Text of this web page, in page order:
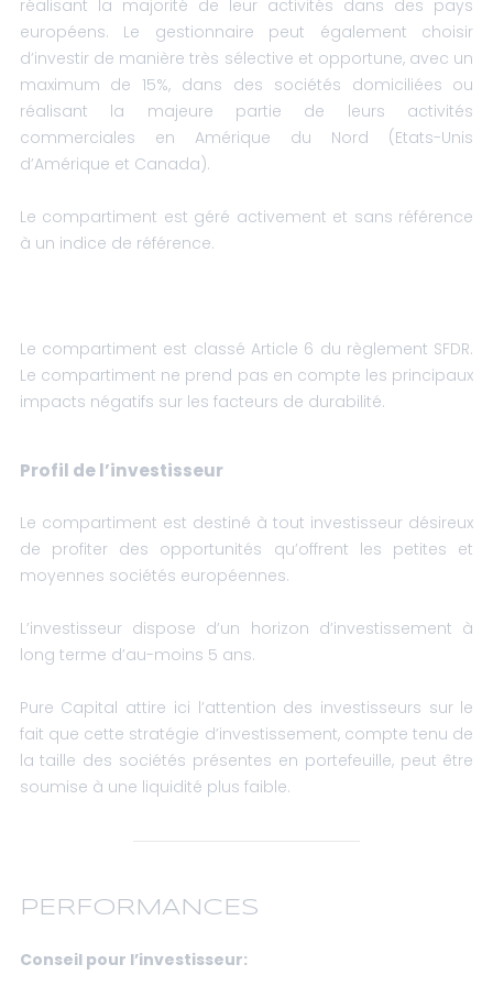
réalisant la majorité de leur activités dans des pays
européens. Le gestionnaire peut également choisir
d’investir de manière très sélective et opportune, avec un
maximum de 15%, dans des sociétés domiciliées ou
réalisant la majeure partie de leurs activités
commerciales en Amérique du Nord (Etats-Unis
d’Amérique et Canada).
Le compartiment est géré activement et sans référence
à un indice de référence.
Le compartiment est classé Article 6 du règlement SFDR.
Le compartiment ne prend pas en compte les principaux
impacts négatifs sur les facteurs de durabilité.
Profil de l’investisseur
Le compartiment est destiné à tout investisseur désireux
de profiter des opportunités qu’offrent les petites et
moyennes sociétés européennes.
L’investisseur dispose d’un horizon d’investissement à
long terme d’au-moins 5 ans.
Pure Capital attire ici l’attention des investisseurs sur le
fait que cette stratégie d’investissement, compte tenu de
la taille des sociétés présentes en portefeuille, peut être
soumise à une liquidité plus faible.
PERFORMANCES
Conseil pour l’investisseur: